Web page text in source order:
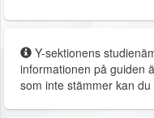
Y-sektionens
informationen på guiden
som inte stämmer kan du